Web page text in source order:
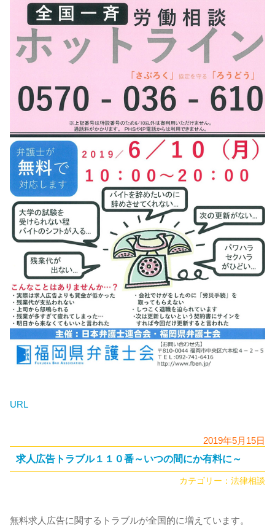
URL
2019年5月15日
求人広告トラブル１１０番～いつの間にか有料に～
カテゴリー： 法律相談
無料求人広告に関するトラブルが全国的に増えています。